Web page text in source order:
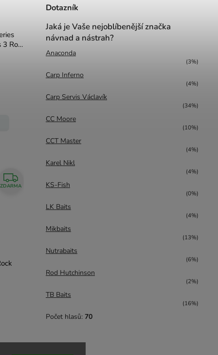
Dotazník
Jaká je Vaše nejoblíbenější značka
návnad a nástrah?
Anaconda
(3%)
Carp Inferno
(4%)
Carp Servis Václavík
(34%)
CC Moore
(10%)
CCT Master
(4%)
Karel Nikl
(4%)
KS-Fish
(0%)
LK Baits
(4%)
Mikbaits
(13%)
Nutrabaits
(6%)
Rod Hutchinson
(2%)
TB Baits
(16%)
Počet hlasů: 70
3 Rod
ZDARMA